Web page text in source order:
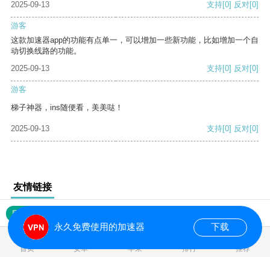
2025-09-13 支持[0] 反对[0]
游客
这款加速器app的功能有点单一，可以增加一些新功能，比如增加一个自
动切换线路的功能。
2025-09-13
支持[0] 反对[0]
游客
梯子神器，ins随便看，美美哒！
2025-09-13 支持[0] 反对[0]
友情链接
网站地图
首页 安卓 苹果 排行 推荐
永久免费使用的加速器 下载
0.018622s